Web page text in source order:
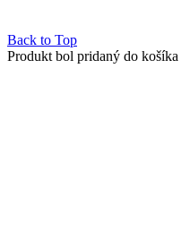
Back to Top
Produkt bol pridaný do košíka